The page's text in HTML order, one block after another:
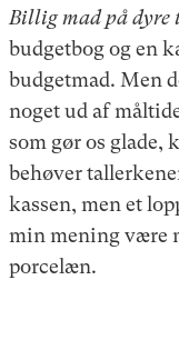
Billig mad på dyre
budgetbog og en
budgetmad. Men
noget ud af
som gør os glade,
behøver
kassen, men et
min mening være
porcelæn.